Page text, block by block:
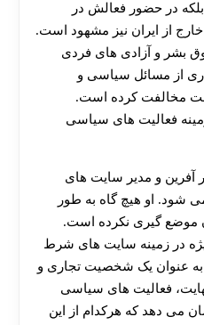
بلکه در حضور فعالش در
از ایران نیز مشهود است.
بشر و آزادی‌ های فردی
از مسائل سیاسی و
مخالفت کرده است.
فعالیت‌ های سیاسی
آفرین و مدیر سایت‌ های
شود. او هیچ‌ گاه به‌ طور
موضع‌ گیری نکرده است.
در زمینه سایت‌ های شرط‌
به‌ عنوان یک شخصیت تجاری و
فعالیت‌ های سیاسی
می‌ دهد که هرکدام از این